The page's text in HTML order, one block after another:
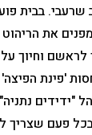
שרעבי. בבית
את
וחיוך
'פינת
"ידידים
פעם שצריך